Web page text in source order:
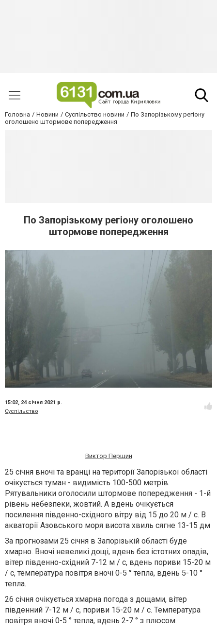
Головна Новини Суспільство новини
По Запорізькому регіону
оголошено штормове попередження
По Запорізькому регіону оголошено
штормове попередження
15:02, 24 січня 2021 р.
Суспільство
Виктор Першин
25 січня вночі та вранці на території Запорізької області
очікується туман - видимість 100-500 метрів.
Рятувальники оголосили штормове попередження - 1-й
рівень небезпеки, жовтий. А вдень очікується
посилення південно-східного вітру від 15 до 20 м / с. В
акваторії Азовського моря висота хвиль сягне 13-15 дм
За прогнозами 25 січня в Запорізькій області буде
хмарно. Вночі невеликі дощі, вдень без істотних опадів,
вітер південно-східний 7-12 м / с, вдень пориви 15-20 м
/ с, температура повітря вночі 0-5 ° тепла, вдень 5-10 °
тепла.
26 січня очікується хмарна погода з дощами, вітер
південний 7-12 м / с, пориви 15-20 м / с. Температура
повітря вночі 0-5 ° тепла, вдень 2-7 ° з плюсом.